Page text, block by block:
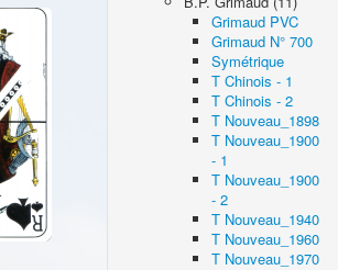
Grimaud PVC
Grimaud N° 700
Symétrique
T Chinois - 1
T Chinois - 2
T Nouveau_1898
T Nouveau_1900
- 1
T Nouveau_1900
- 2
T Nouveau_1940
T Nouveau_1960
T Nouveau_1970